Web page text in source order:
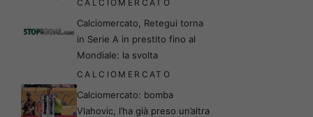
CALCIOMERCATO
Calciomercato, Retegui torna
in Serie A in prestito fino al
Mondiale: la svolta
CALCIOMERCATO
Calciomercato: bomba
Vlahovic, l’ha già preso un’altra